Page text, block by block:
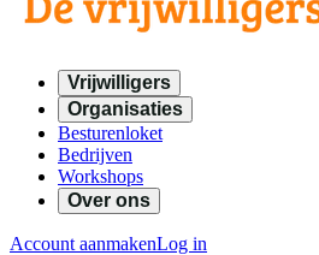
Vrijwilligers
Organisaties
Besturenloket
Bedrijven
Workshops
Over ons
Account aanmakenLog in